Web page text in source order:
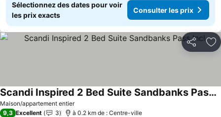
Sélectionnez des dates pour voir
les prix exacts
Consulter les prix
Partager
Maison/appartement entier
Scandi Inspired 2 Bed Suite Sandbanks Pass Incl
Consulter les prix
9,3 Excellent 3 à 0.2 km de : Centre-ville